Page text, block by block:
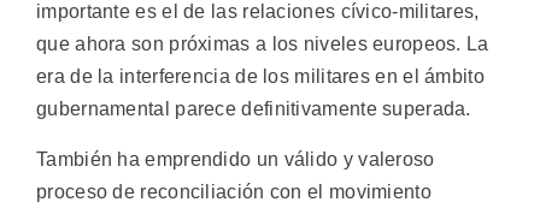
importante es el de las relaciones cívico-militares,
que ahora son próximas a los niveles europeos. La
era de la interferencia de los militares en el ámbito
gubernamental parece definitivamente superada.
También ha emprendido un válido y valeroso
proceso de reconciliación con el movimiento